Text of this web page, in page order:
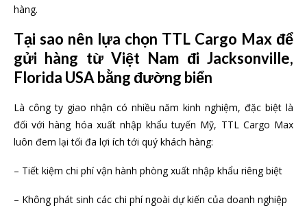
hàng.
Tại sao nên lựa chọn TTL Cargo Max để
gửi hàng từ Việt Nam đi Jacksonville,
Florida USA bằng đường biển
Là công ty giao nhận có nhiều năm kinh nghiệm, đặc biệt là
đối với hàng hóa xuất nhập khẩu tuyến Mỹ, TTL Cargo Max
luôn đem lại tối đa lợi ích tới quý khách hàng:
– Tiết kiệm chi phí vận hành phòng xuất nhập khẩu riêng biệt
– Không phát sinh các chi phí ngoài dự kiến của doanh nghiệp